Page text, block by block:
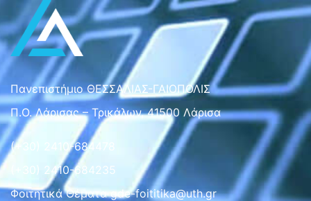
Πανεπιστήμιο ΘΕΣΣΑΛΙΑΣ-ΓΑΙΟΠΟΛΙΣ
Π.Ο. Λάρισας – Τρικάλων, 41500 Λάρισα
(+30) 2410-684478
(+30) 2410-684235
Φοιτητικά Θέματα gde-foititika@uth.gr